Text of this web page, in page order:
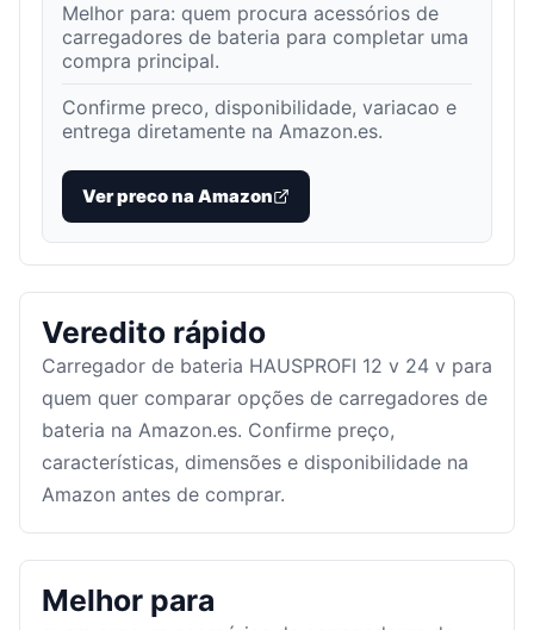
Melhor para: quem procura acessórios de
carregadores de bateria para completar uma
compra principal.
Confirme preco, disponibilidade, variacao e
entrega diretamente na Amazon.es.
Ver preco na Amazon
Veredito rápido
Carregador de bateria HAUSPROFI 12 v 24 v para
quem quer comparar opções de carregadores de
bateria na Amazon.es. Confirme preço,
características, dimensões e disponibilidade na
Amazon antes de comprar.
Melhor para